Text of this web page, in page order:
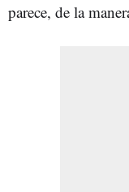
parece, de la